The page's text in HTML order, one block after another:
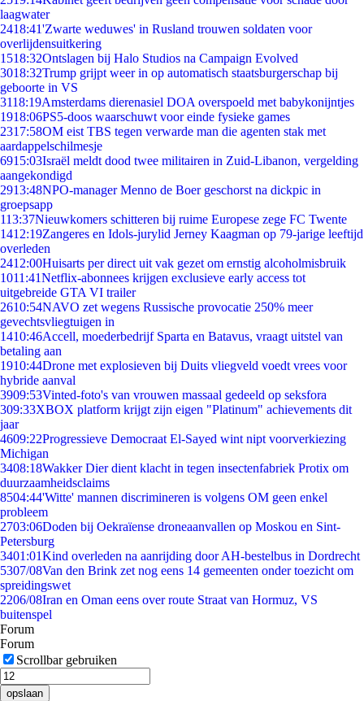
laagwater
2418:41'Zwarte weduwes' in Rusland trouwen soldaten voor
overlijdensuitkering
1518:32Ontslagen bij Halo Studios na Campaign Evolved
3018:32Trump grijpt weer in op automatisch staatsburgerschap bij
geboorte in VS
3118:19Amsterdams dierenasiel DOA overspoeld met babykonijntjes
1918:06PS5-doos waarschuwt voor einde fysieke games
2317:58OM eist TBS tegen verwarde man die agenten stak met
aardappelschilmesje
6915:03Israël meldt dood twee militairen in Zuid-Libanon, vergelding
aangekondigd
2913:48NPO-manager Menno de Boer geschorst na dickpic in
groepsapp
113:37Nieuwkomers schitteren bij ruime Europese zege FC Twente
1412:19Zangeres en Idols-jurylid Jerney Kaagman op 79-jarige leeftijd
overleden
2412:00Huisarts per direct uit vak gezet om ernstig alcoholmisbruik
1011:41Netflix-abonnees krijgen exclusieve early access tot
uitgebreide GTA VI trailer
2610:54NAVO zet wegens Russische provocatie 250% meer
gevechtsvliegtuigen in
1410:46Accell, moederbedrijf Sparta en Batavus, vraagt uitstel van
betaling aan
1910:44Drone met explosieven bij Duits vliegveld voedt vrees voor
hybride aanval
3909:53Vinted-foto's van vrouwen massaal gedeeld op seksfora
309:33XBOX platform krijgt zijn eigen "Platinum" achievements dit
jaar
4609:22Progressieve Democraat El-Sayed wint nipt voorverkiezing
Michigan
3408:18Wakker Dier dient klacht in tegen insectenfabriek Protix om
duurzaamheidsclaims
8504:44'Witte' mannen discrimineren is volgens OM geen enkel
probleem
2703:06Doden bij Oekraïense droneaanvallen op Moskou en Sint-
Petersburg
3401:01Kind overleden na aanrijding door AH-bestelbus in Dordrecht
5307/08Van den Brink zet nog eens 14 gemeenten onder toezicht om
spreidingswet
2206/08Iran en Oman eens over route Straat van Hormuz, VS
buitenspel
Forum
Forum
Scrollbar gebruiken
opslaan